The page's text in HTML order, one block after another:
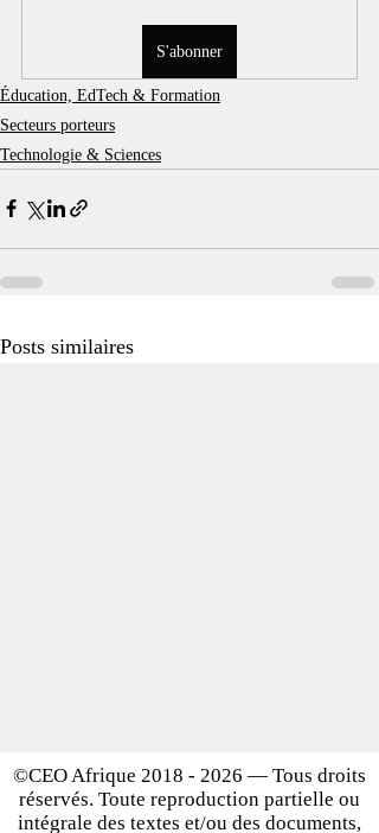
S'abonner
Éducation, EdTech & Formation
Secteurs porteurs
Technologie & Sciences
Posts similaires
©CEO Afrique 2018 - 2026 — Tous droits
réservés. Toute reproduction partielle ou
intégrale des textes et/ou des documents,